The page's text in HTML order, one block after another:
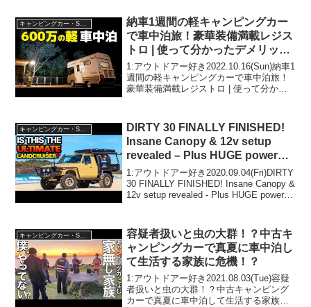
納車1週間の軽キャンピングカー
で車中泊旅！豪華装備満載レジス
トロ | 使って分かったデメリット
②メリット③
1:アウトドアー好き2022.10.16(Sun)納車1
週間の軽キャンピングカーで車中泊旅！
豪華装備満載レジストロ | 使って分かっ
ドアー好き2022.10.16(S...
キャンピングカー・SUV人気車種
DIRTY 30 FINALLY FINISHED!
Insane Canopy & 12v setup
revealed – Plus HUGE power
gains on the engine!
1:アウトドアー好き2020.09.04(Fri)DIRTY
30 FINALLY FINISHED! Insane Canopy &
12v setup revealed - Plus HUGE power
容疑者扱いと虫の大群！？中古キ
ャンピングカーで真夏に車中泊し
て生活する家族に危機！？
1:アウトドアー好き2021.08.03(Tue)容疑
者扱いと虫の大群！？中古キャンピング
カーで真夏に車中泊して生活する家族に